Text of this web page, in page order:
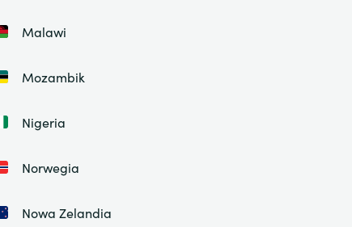
Malawi
Mozambik
Nigeria
Norwegia
Nowa Zelandia